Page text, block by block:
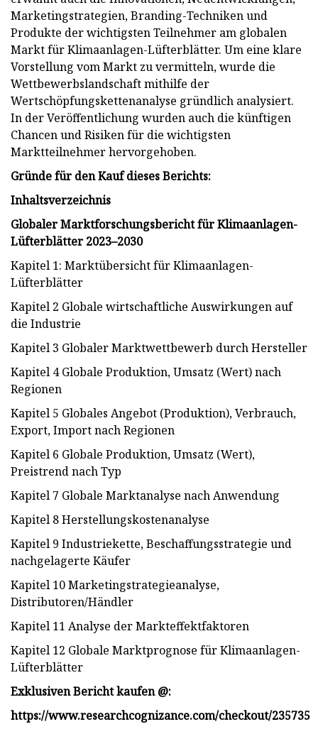
Marketingstrategien, Branding-Techniken und
Produkte der wichtigsten Teilnehmer am globalen
Markt für Klimaanlagen-Lüfterblätter. Um eine klare
Vorstellung vom Markt zu vermitteln, wurde die
Wettbewerbslandschaft mithilfe der
Wertschöpfungskettenanalyse gründlich analysiert.
In der Veröffentlichung wurden auch die künftigen
Chancen und Risiken für die wichtigsten
Marktteilnehmer hervorgehoben.
Gründe für den Kauf dieses Berichts:
Inhaltsverzeichnis
Globaler Marktforschungsbericht für Klimaanlagen-
Lüfterblätter 2023–2030
Kapitel 1: Marktübersicht für Klimaanlagen-
Lüfterblätter
Kapitel 2 Globale wirtschaftliche Auswirkungen auf
die Industrie
Kapitel 3 Globaler Marktwettbewerb durch Hersteller
Kapitel 4 Globale Produktion, Umsatz (Wert) nach
Regionen
Kapitel 5 Globales Angebot (Produktion), Verbrauch,
Export, Import nach Regionen
Kapitel 6 Globale Produktion, Umsatz (Wert),
Preistrend nach Typ
Kapitel 7 Globale Marktanalyse nach Anwendung
Kapitel 8 Herstellungskostenanalyse
Kapitel 9 Industriekette, Beschaffungsstrategie und
nachgelagerte Käufer
Kapitel 10 Marketingstrategieanalyse,
Distributoren/Händler
Kapitel 11 Analyse der Markteffektfaktoren
Kapitel 12 Globale Marktprognose für Klimaanlagen-
Lüfterblätter
Exklusiven Bericht kaufen @:
https://www.researchcognizance.com/checkout/235735